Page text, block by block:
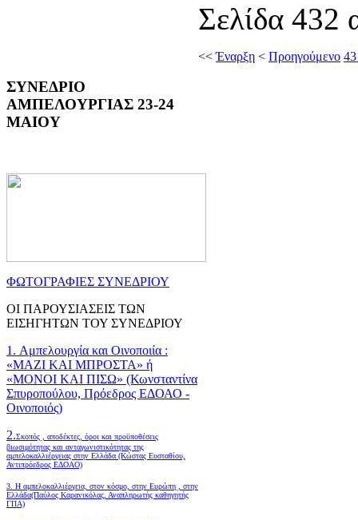
Σελίδα 432
<<Έναρξη < Προηγούμενο
ΣΥΝΕΔΡΙΟ
ΑΜΠΕΛΟΥΡΓΙΑΣ 23-24
ΜΑΙΟΥ
ΦΩΤΟΓΡΑΦΙΕΣ ΣΥΝΕΔΡΙΟΥ
ΟΙ ΠΑΡΟΥΣΙΑΣΕΙΣ ΤΩΝ
ΕΙΣΗΓΗΤΩΝ ΤΟΥ ΣΥΝΕΔΡΙΟΥ
1. Αμπελουργία και Οινοποιία :
«ΜΑΖΙ ΚΑΙ ΜΠΡΟΣΤΑ» ή
«ΜΟΝΟΙ ΚΑΙ ΠΙΣΩ» (Κωνσταντίνα
Σπυροπούλου, Πρόεδρος ΕΔΟΑΟ -
Οινοποιός)
2.Σκοπός , αποδέκτες, όροι και προϋποθέσεις
βιωσιμότητας και ανταγωνιστικότητας της
αμπελοκαλλιέργειας στην Ελλάδα (Κώστας Ευσταθίου,
Αντιπρόεδρος ΕΔΟΑΟ)
3. Η αμπελοκαλλιέργεια, στον κόσμο, στην Ευρώπη , στην
Ελλάδα(Παύλος Καρανικόλας, Αναπληρωτής καθηγητής
ΓΠΑ)